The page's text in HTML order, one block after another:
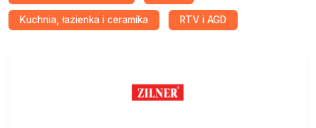
Kuchnia, łazienka i ceramika RTV i AGD